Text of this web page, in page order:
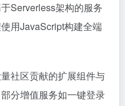
Serverless架构的服务
用JavaScript构建全端
社区贡献的扩展组件与
分增值服务如一键登录